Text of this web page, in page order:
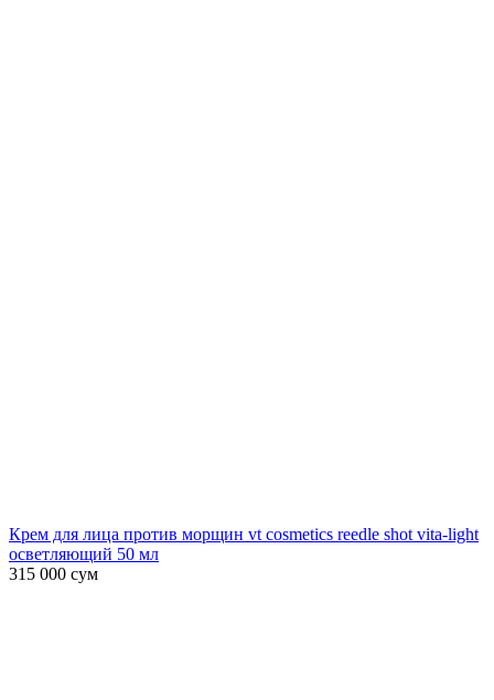
Крем для лица против морщин vt cosmetics reedle shot vita-light
осветляющий 50 мл
315 000 сум